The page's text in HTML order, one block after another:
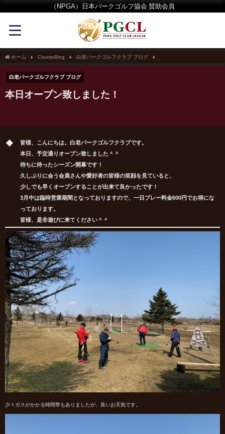
（NPGA）日本パークゴルフ協会 賛助会員
ホーム CourseBlog 白老パークゴルフクラブ ブログ
白老パークゴルフクラブ ブログ
本日オープン致しました！
皆様、こんにちは。白老パークゴルフクラブです。
本日、予定通りオープン致しました＾＾
待ちに待ったシーズン開幕です！
久しぶりに会う会員さんや愛好者の皆様の笑顔を見ていると、
少しでも早くオープンすることが出来て良かったです！
3月中は臨時営業期間となっておりますので、一日プレー料金600円でお得にな
っております。
皆様、是非遊びに来てください＾＾
少々ガスがかかる時間帯もありましたが、良いお天気です。